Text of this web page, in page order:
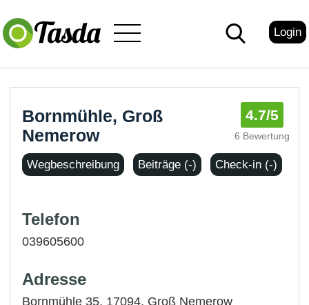
Login
Bornmühle, Groß
Nemerow
4.7/5
6 Bewertung
Wegbeschreibung Beiträge (-) Check-in (-)
Telefon
039605600
Adresse
Bornmühle 35, 17094, Groß Nemerow